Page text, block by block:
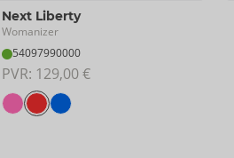
Next Liberty
Womanizer
54097990000
PVR: 129,00 €